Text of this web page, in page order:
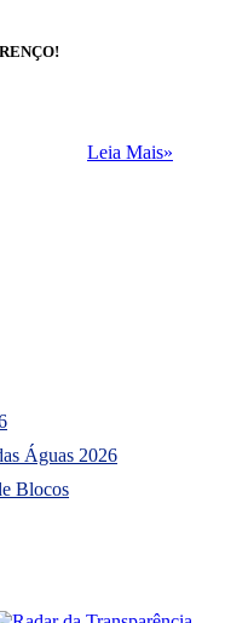
Leia Mais»
Águas 2026
Blocos